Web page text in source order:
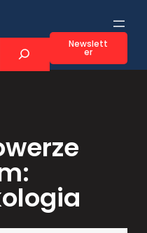
Newslett
er